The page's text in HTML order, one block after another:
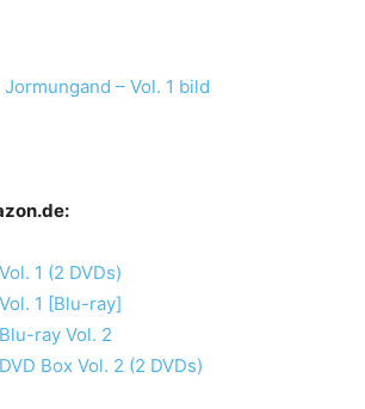
1 (2 DVDs)
1 [Blu-ray]
ray Vol. 2
Box Vol. 2 (2 DVDs)